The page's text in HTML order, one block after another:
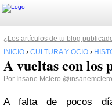
¿Los artículos de tu blog
INICIO › CULTURA Y OCIO ›
A vueltas con los
Por Insane Mclero @insanemclero
A falta de pocos